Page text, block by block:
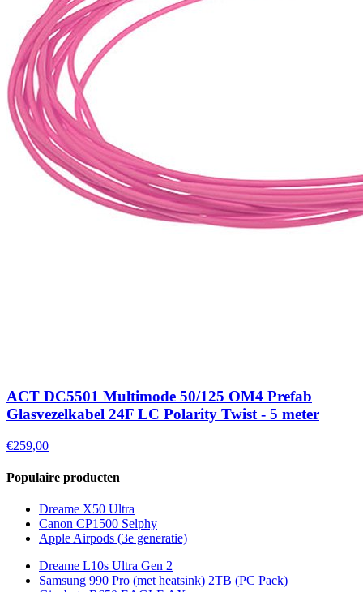
ACT DC5501 Multimode 50/125 OM4 Prefab
Glasvezelkabel 24F LC Polarity Twist - 5 meter
€259,00
Populaire producten
Dreame X50 Ultra
Canon CP1500 Selphy
Apple Airpods (3e generatie)
Dreame L10s Ultra Gen 2
Samsung 990 Pro (met heatsink) 2TB (PC Pack)